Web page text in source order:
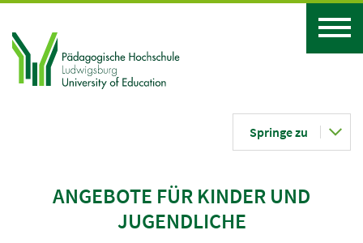
Springe zu
ANGEBOTE FÜR KINDER UND
JUGENDLICHE